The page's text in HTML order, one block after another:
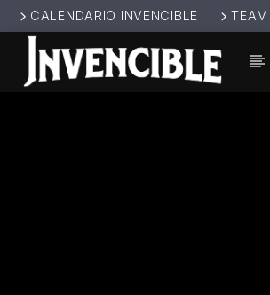
CALENDARIO INVENCIBLE TEAM